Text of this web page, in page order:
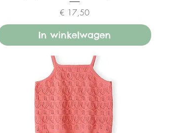
Prijs
€ 17,50
In winkelwagen